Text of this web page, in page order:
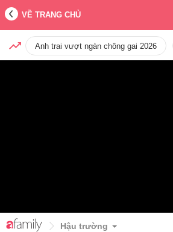
VỀ TRANG CHỦ
Anh trai vượt ngàn chông gai 2026
Hậu trường